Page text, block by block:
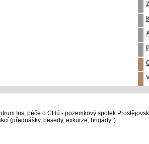
Iris, péče o CHú - pozemkový spolek
(přednášky, besedy, exkurze, brigády..)